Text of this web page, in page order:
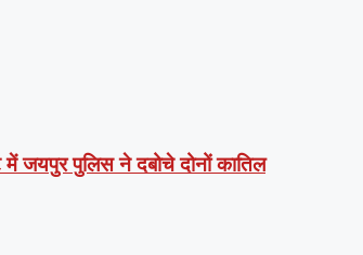
पुलिस ने दबोचे दोनों कातिल